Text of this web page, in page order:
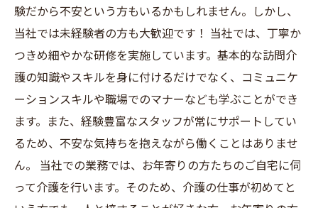
験だから不安という方もいるかもしれません。しかし、
当社では未経験者の方も大歓迎です！ 当社では、丁寧か
つきめ細やかな研修を実施しています。基本的な訪問介
護の知識やスキルを身に付けるだけでなく、コミュニケ
ーションスキルや職場でのマナーなども学ぶことができ
ます。また、経験豊富なスタッフが常にサポートしてい
るため、不安な気持ちを抱えながら働くことはありませ
ん。 当社での業務では、お年寄りの方たちのご自宅に伺
って介護を行います。そのため、介護の仕事が初めてと